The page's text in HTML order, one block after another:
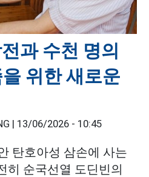
과 수천 명의
위한 새로운
| 13/06/2026 - 10:45
탄호아성 삼손에 사는
히 순국선열 도딘빈의